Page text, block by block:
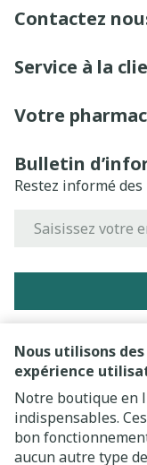
Nous utilisons
expérience
Notre boutique en
indispensables.
bon
aucun autre type
Contactez
Service à la
Votre
Bulletin
Restez informé
En cliquant sur
newsletter et